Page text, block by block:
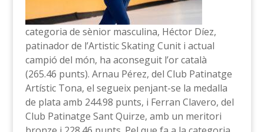
categoria de sènior masculina, Héctor Díez,
patinador de l’Artistic Skating Cunit i actual
campió del món, ha aconseguit l’or català
(265.46 punts). Arnau Pérez, del Club Patinatge
Artístic Tona, el segueix penjant-se la medalla
de plata amb 244.98 punts, i Ferran Clavero, del
Club Patinatge Sant Quirze, amb un meritori